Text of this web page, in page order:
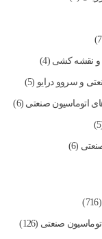
7
و نقشه کشی 4
و سروو درایو 5
اتوماسیون صنعتی 6
5
6
716
صنعتی 126